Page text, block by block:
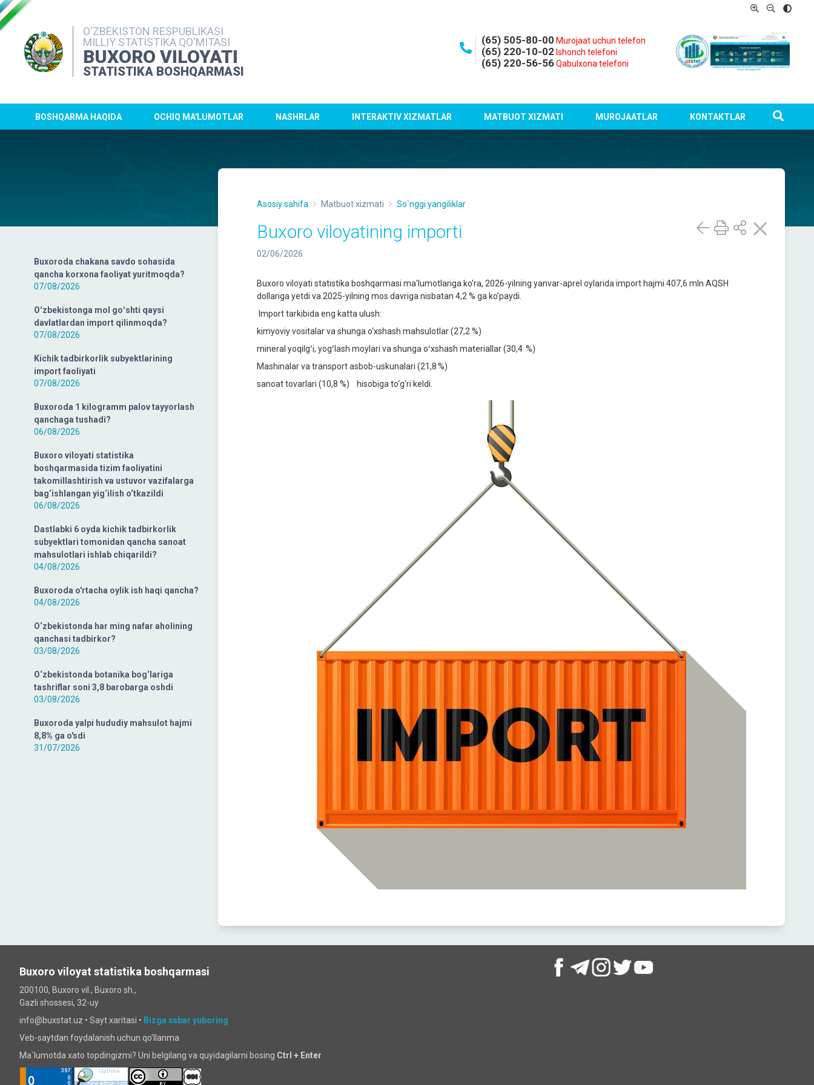
O‘ZBEKISTON RESPUBLIKASI
MILLIY STATISTIKA QO‘MITASI
BUXORO VILOYATI
STATISTIKA BOSHQARMASI
(65) 505-80-00 Murojaat uchun telefon
(65) 220-10-02 Ishonch telefoni
(65) 220-56-56 Qabulxona telefoni
BOSHQARMA HAQIDA OCHIQ MA'LUMOTLAR NASHRLAR INTERAKTIV XIZMATLAR MATBUOT XIZMATI MUROJAATLAR KONTAKTLAR
Buxoroda chakana savdo sohasida
qancha korxona faoliyat yuritmoqda?
07/08/2026
Oʻzbekistonga mol goʻshti qaysi
davlatlardan import qilinmoqda?
07/08/2026
Kichik tadbirkorlik subyektlarining
import faoliyati
07/08/2026
Buxoroda 1 kilogramm palov tayyorlash
qanchaga tushadi?
06/08/2026
Buxoro viloyati statistika
boshqarmasida tizim faoliyatini
takomillashtirish va ustuvor vazifalarga
bag‘ishlangan yig‘ilish o‘tkazildi
06/08/2026
Dastlabki 6 oyda kichik tadbirkorlik
subyektlari tomonidan qancha sanoat
mahsulotlari ishlab chiqarildi?
04/08/2026
Buxoroda o'rtacha oylik ish haqi qancha?
04/08/2026
O‘zbekistonda har ming nafar aholining
qanchasi tadbirkor?
03/08/2026
O‘zbekistonda botanika bog‘lariga
tashriflar soni 3,8 barobarga oshdi
03/08/2026
Buxoroda yalpi hududiy mahsulot hajmi
8,8% ga o'sdi
31/07/2026
Asosiy sahifa Matbuot xizmati So`nggi yangiliklar
Buxoro viloyatining importi
02/06/2026
Buxoro viloyati statistika boshqarmasi ma'lumotlariga ko'ra, 2026-yilning yanvar-aprel oylarida import hajmi 407,6 mln AQSH
dollariga yetdi va 2025-yilning mos davriga nisbatan 4,2 % ga ko’paydi.
Import tarkibida eng katta ulush:
kimyoviy vositalar va shunga o‘xshash mahsulotlar (27,2 %)
mineral yoqilgʻi, yogʻlash moylari va shunga oʻxshash materiallar (30,4 %)
Mashinalar va transport asbob-uskunalari (21,8 %)
sanoat tovarlari (10,8 %) hisobiga to‘g‘ri keldi.
Buxoro viloyat statistika boshqarmasi
200100, Buxoro vil., Buxoro sh.,
Gazli shossesi, 32-uy
info@buxstat.uz • Sayt xaritasi • Bizga xabar yuboring
Veb-saytdan foydalanish uchun qo'llanma
Ma`lumotda xato topdingizmi? Uni belgilang va quyidagilarni bosing Ctrl + Enter